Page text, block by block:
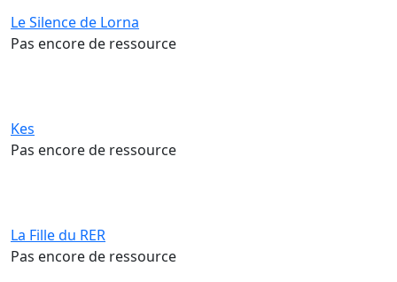
Le Silence de Lorna
Pas encore de ressource
Kes
Pas encore de ressource
La Fille du RER
Pas encore de ressource